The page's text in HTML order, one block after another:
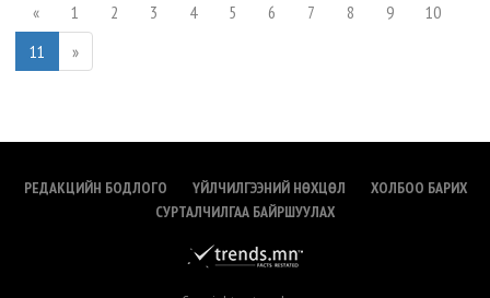
« 1 2 3 4 5 6 7 8 9
10
11
»
РЕДАКЦИЙН БОДЛОГО ҮЙЛЧИЛГЭЭНИЙ НӨХЦӨЛ
ХОЛБОО БАРИХ
СУРТАЛЧИЛГАА БАЙРШУУЛАХ